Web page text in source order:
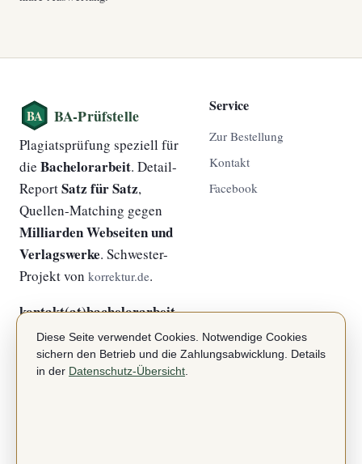
Plagiatsprüfung speziell für
die Bachelorarbeit. Detail-
ReportSatz für Satz,
Quellen-Matching gegen
Milliarden Webseiten und
Verlagswerke. Schwester-
Projekt von korrektur.de.
kontakt(at)bachelorarbeit-
plagiatsprüfung.de
Service
Zur Bestellung
Kontakt
Facebook
Diese Seite verwendet Cookies. Notwendige Cookies
sichern den Betrieb und die Zahlungsabwicklung. Details
in der Datenschutz-Übersicht